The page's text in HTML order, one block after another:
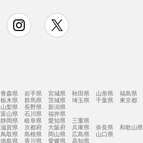
instagram
青森県 岩手県 宮城県 秋田県 山形県
福島県
栃木県 群馬県 茨城県 埼玉県 千葉県 東京都
山梨県 長野県
新潟県
富山県 石川県
福井県
静岡県 岐阜県 愛知県
三重県
滋賀県 京都府 大阪府 兵庫県 奈良県
和歌山県
鳥取県 島根県 岡山県 広島県
山口県
徳島県 香川県 愛媛県 高知県